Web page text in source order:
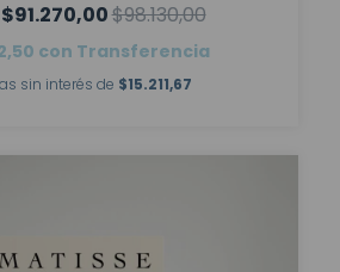
$98.130,00
con Transferencia
sin interés de $15.211,67